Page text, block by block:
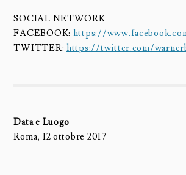
SOCIAL NETWORK
FACEBOOK: https://
TWITTER:https://twitter.com/
Data e Luogo
Roma, 12 ottobre 2017